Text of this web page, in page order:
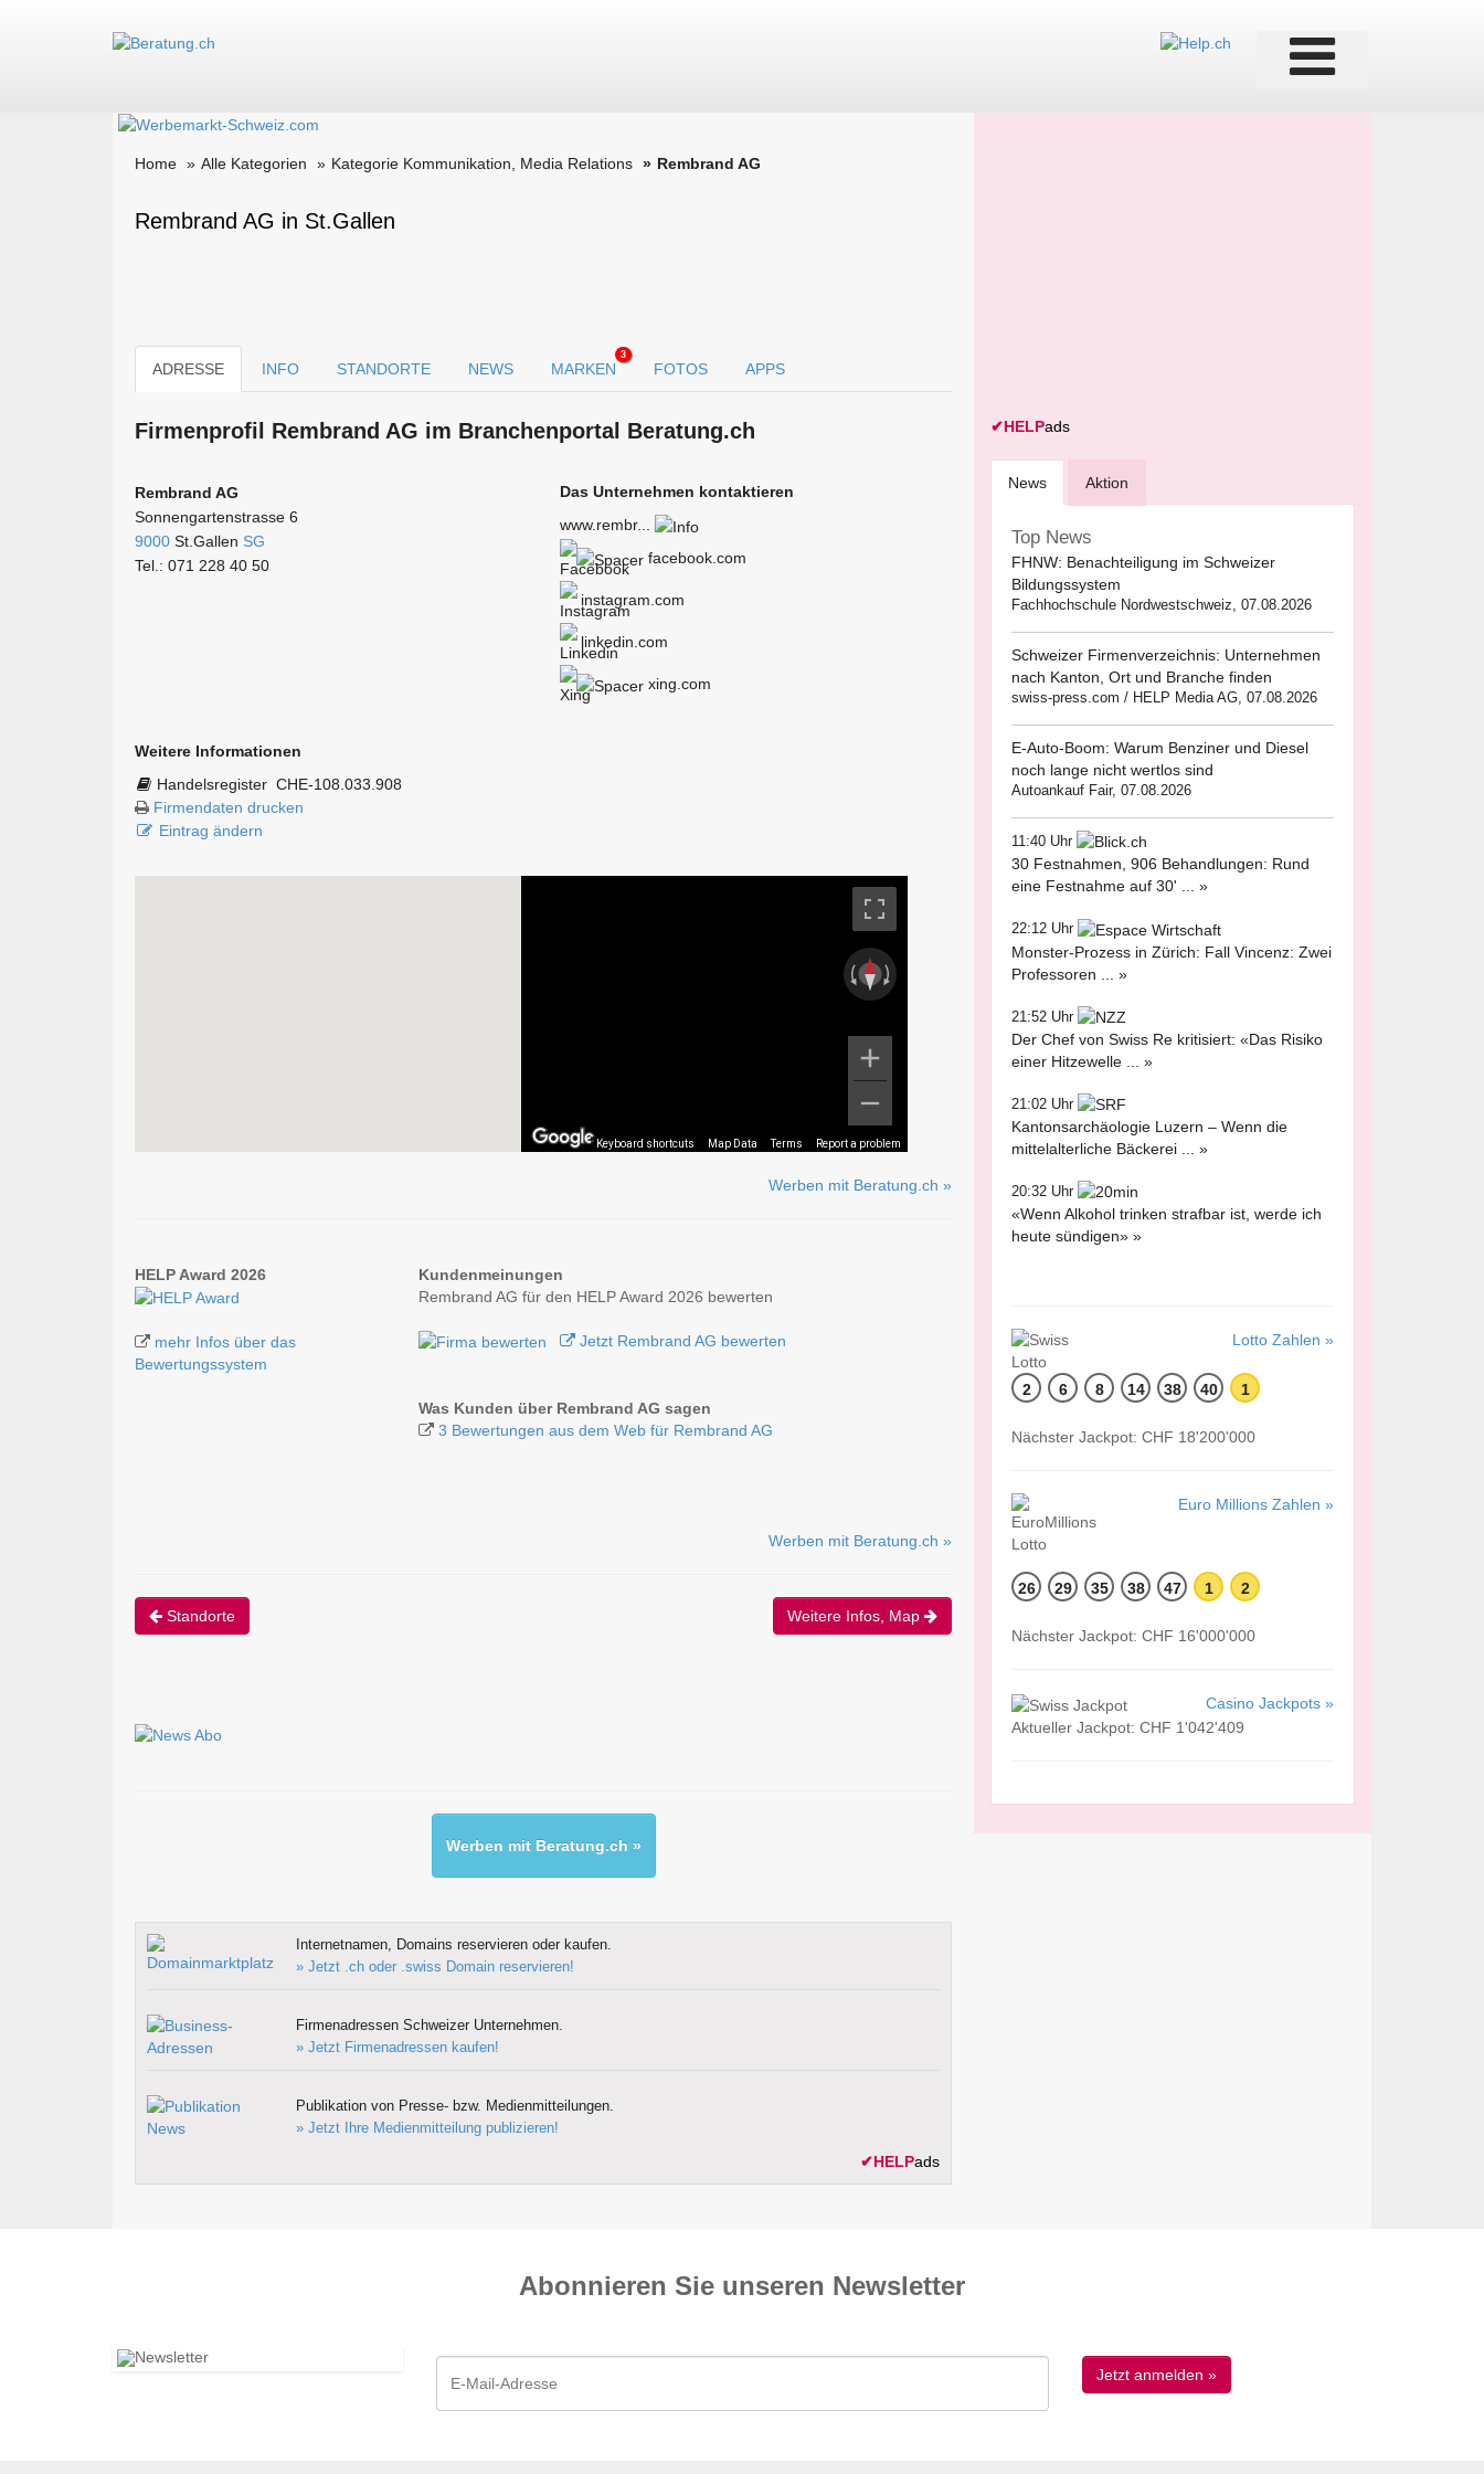
Home Alle Kategorien Kategorie Kommunikation, Media Relations Rembrand AG
Rembrand AG in St.Gallen
ADRESSE INFO STANDORTE NEWS MARKEN
3
FOTOS APPS
Firmen­profil Rembrand AG im Branchen­portal Beratung.ch
Rembrand AG
Sonnengartenstrasse 6
9000 St.Gallen SG
Tel.: 071 228 40 50
Das Unternehmen kontaktieren
www.rembr...
facebook.com
instagram.com
linkedin.com
xing.com
Weitere Informationen
Handelsregister CHE-108.033.908
Firmendaten drucken
Eintrag ändern
Keyboard shortcuts Map Data Terms Report a problem
Werben mit Beratung.ch »
HELP Award 2026
mehr Infos über das
Bewertungssystem
Kundenmeinungen
Rembrand AG für den HELP Award 2026 bewerten
Jetzt Rembrand AG bewerten
Was Kunden über Rembrand AG sagen
3 Bewertungen aus dem Web für Rembrand AG
Werben mit Beratung.ch »
Standorte Weitere Infos, Map
Werben mit Beratung.ch »
Internetnamen, Domains reservieren oder kaufen.
» Jetzt .ch oder .swiss Domain reservieren!
Firmenadressen Schweizer Unternehmen.
» Jetzt Firmenadressen kaufen!
Publikation von Presse- bzw. Medienmitteilungen.
» Jetzt Ihre Medienmitteilung publizieren!
✔HELPads
✔HELPads
News Aktion
Top News
FHNW: Benachteiligung im Schweizer
Bildungssystem
Fachhochschule Nordwestschweiz, 07.08.2026
Schweizer Firmenverzeichnis: Unternehmen
nach Kanton, Ort und Branche finden
swiss-press.com / HELP Media AG, 07.08.2026
E-Auto-Boom: Warum Benziner und Diesel
noch lange nicht wertlos sind
Autoankauf Fair, 07.08.2026
11:40 Uhr
30 Festnahmen, 906 Behandlungen: Rund
eine Festnahme auf 30' ... »
22:12 Uhr
Monster-Prozess in Zürich: Fall Vincenz: Zwei
Professoren ... »
21:52 Uhr
Der Chef von Swiss Re kritisiert: «Das Risiko
einer Hitzewelle ... »
21:02 Uhr
Kantonsarchäologie Luzern – Wenn die
mittelalterliche Bäckerei ... »
20:32 Uhr
«Wenn Alkohol trinken strafbar ist, werde ich
heute sündigen» »
Lotto Zahlen »
2 6 8 14 38 40 1
Nächster Jackpot: CHF 18'200'000
Euro Millions Zahlen »
26 29 35 38 47 1 2
Nächster Jackpot: CHF 16'000'000
Casino Jackpots »
Aktueller Jackpot: CHF 1'042'409
Abonnieren Sie unseren News­letter